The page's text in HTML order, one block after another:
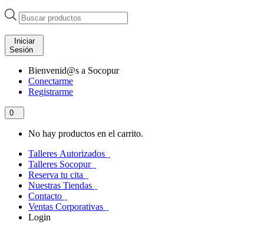
Búsqueda
de
productos
Iniciar
Sesión
Bienvenid@s a Socopur
Conectarme
Registrarme
0
No hay productos en el carrito.
Talleres Autorizados
Talleres Socopur
Reserva tu cita
Nuestras Tiendas
Contacto
Ventas Corporativas
Login